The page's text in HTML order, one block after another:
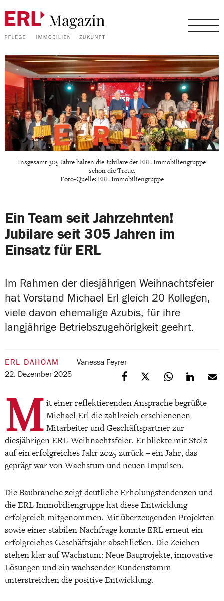
Insgesamt 305 Jahre halten die Jubilare der ERL Immobiliengruppe
schon die Treue.
Foto-Quelle: ERL Immobiliengruppe
Ein Team seit Jahrzehnten!
Jubilare seit 305 Jahren im
Einsatz für ERL
Im Rahmen der diesjährigen Weihnachtsfeier
hat Vorstand Michael Erl gleich 20 Kollegen,
viele davon ehemalige Azubis, für ihre
langjährige Betriebszugehörigkeit geehrt.
ERL DAHOAM
Vanessa Feyrer
22. Dezember 2025
M it einer reflektierenden Ansprache begrüßte
Michael Erl die zahlreich erschienenen
Mitarbeiter und Geschäftspartner zur
diesjährigen ERL-Weihnachtsfeier. Er blickte mit Stolz
auf ein erfolgreiches Jahr 2025 zurück – ein Jahr, das
geprägt war von Wachstum und neuen Impulsen.
Die Baubranche zeigt deutliche Erholungstendenzen und
die ERL Immobiliengruppe hat diese Entwicklung
erfolgreich mitgenommen. Mit überzeugenden Projekten
sowie einer stabilen Nachfrage konnte ERL erneut ein
erfolgreiches Geschäftsjahr abschließen. Die Zeichen
stehen klar auf Wachstum: Neue Bauprojekte, innovative
Lösungen und ein wachsender Kundenstamm
unterstreichen die positive Entwicklung.